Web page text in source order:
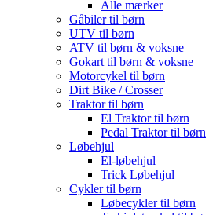
Alle mærker
Gåbiler til børn
UTV til børn
ATV til børn & voksne
Gokart til børn & voksne
Motorcykel til børn
Dirt Bike / Crosser
Traktor til børn
El Traktor til børn
Pedal Traktor til børn
Løbehjul
El-løbehjul
Trick Løbehjul
Cykler til børn
Løbecykler til børn